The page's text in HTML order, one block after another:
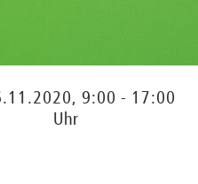
9:00 - 17:00
Uhr